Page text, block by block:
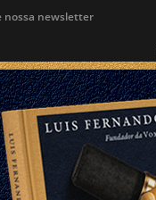
nossa newsletter